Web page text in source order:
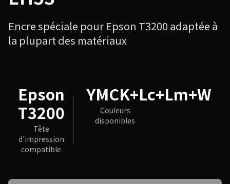
Encre spéciale pour Epson T3200 adaptée à
la plupart des matériaux
Epson
T3200
Tête
d'impression
compatible
YMCK+Lc+Lm+W
Couleurs
disponibles